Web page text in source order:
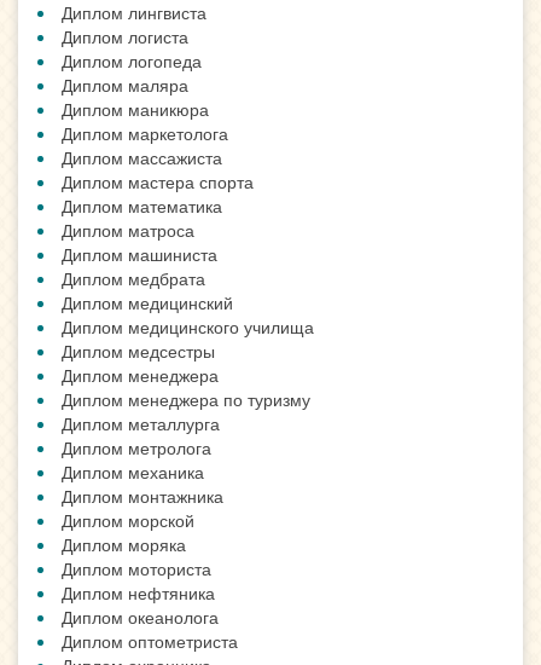
Диплом лингвиста
Диплом логиста
Диплом логопеда
Диплом маляра
Диплом маникюра
Диплом маркетолога
Диплом массажиста
Диплом мастера спорта
Диплом математика
Диплом матроса
Диплом машиниста
Диплом медбрата
Диплом медицинский
Диплом медицинского училища
Диплом медсестры
Диплом менеджера
Диплом менеджера по туризму
Диплом металлурга
Диплом метролога
Диплом механика
Диплом монтажника
Диплом морской
Диплом моряка
Диплом моториста
Диплом нефтяника
Диплом океанолога
Диплом оптометриста